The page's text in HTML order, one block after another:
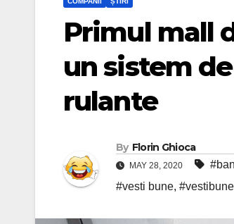
Primul mall
un sistem
rulante
By Florin Ghioca
MAY 28, 2020
#vesti bune, #vestibune